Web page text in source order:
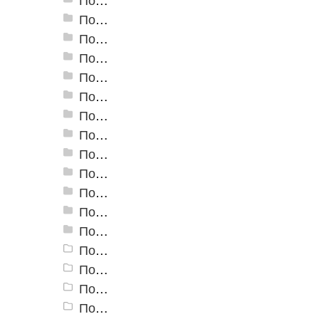
Пороги алюминиевые ПУ-04 30x27 мм
Пороги алюминиевые ПУ-05-1 24x10 мм
Пороги алюминиевые ПУ-05 20x20 мм
Пороги алюминиевые ПУ-06 40x20 мм
Пороги алюминиевые угловые Д-1 24х10 мм
Пороги алюминиевые угловые Д-3 24х20 мм
Пороги алюминиевые угловые Д-4 32,7х30 мм
Пороги алюминиевые угловые Д-9 25х25,5 мм
Пороги алюминиевые угловые Д-13 40х20 мм
Пороги алюминиевые угловые Д-14 47,1х32 мм
Пороги алюминиевые угловые Д-16 40х20 мм
Пороги алюминиевые угловые Д-19 30х30 мм
Пороги алюминиевые угловые УКВ
Пороги алюминиевые угловые 30х30
Пороги алюминиевые угловые 40х40
Пороги алюминиевые угловые 20х20